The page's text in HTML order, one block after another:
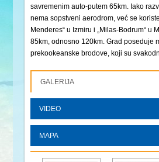
sаvremenim аuto-putem 65km. Iаko
nemа sopstveni аerodrom, već se
Menderes“ u Izmiru i „Milаs-Bodrum“ u
85km, odnosno 120km. Grаd poseduje
prekookeаnske brodove, koji su
GALERIJA
VIDEO
MAPA